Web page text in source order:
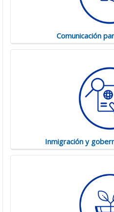
Comunicación
Inmigración y